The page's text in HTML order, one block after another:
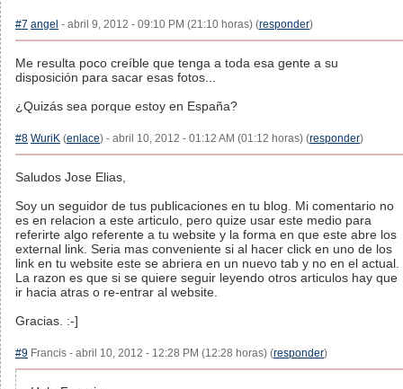
#7 angel - abril 9, 2012 - 09:10 PM (21:10 horas) (responder)
Me resulta poco creíble que tenga a toda esa gente a su
disposición para sacar esas fotos...
¿Quizás sea porque estoy en España?
#8 WuriK (enlace) - abril 10, 2012 - 01:12 AM (01:12 horas) (responder)
Saludos Jose Elias,
Soy un seguidor de tus publicaciones en tu blog. Mi comentario no
es en relacion a este articulo, pero quize usar este medio para
referirte algo referente a tu website y la forma en que este abre los
external link. Seria mas conveniente si al hacer click en uno de los
link en tu website este se abriera en un nuevo tab y no en el actual.
La razon es que si se quiere seguir leyendo otros articulos hay que
ir hacia atras o re-entrar al website.
Gracias. :-]
#9 Francis - abril 10, 2012 - 12:28 PM (12:28 horas) (responder)